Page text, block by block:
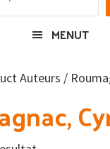
MENUT
Auteurs /